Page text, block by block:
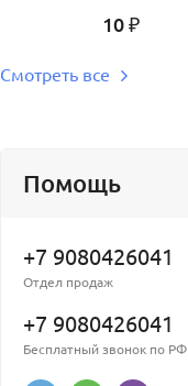
10 ₽
Смотреть все
Помощь
+7 9080426041
Отдел продаж
+7 9080426041
Бесплатный звонок по РФ